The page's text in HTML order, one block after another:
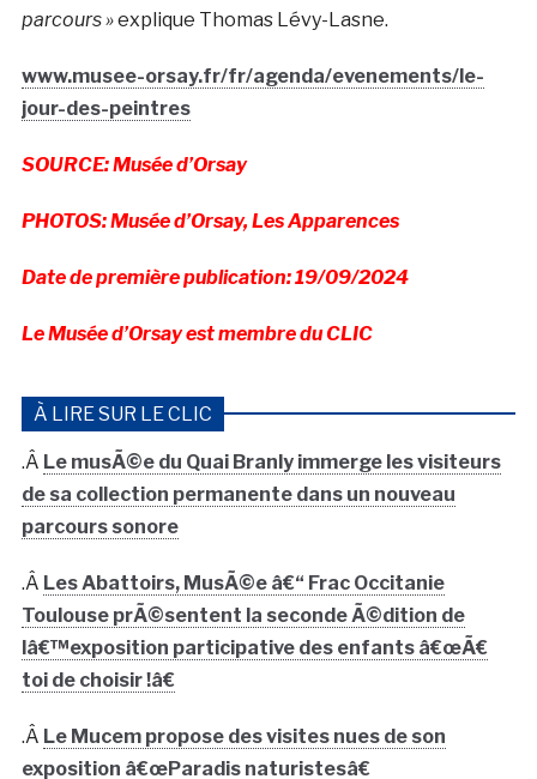
parcours »explique Thomas Lévy-Lasne.
www.musee-orsay.fr/fr/agenda/evenements/le-
jour-des-peintres
SOURCE: Musée d’Orsay
PHOTOS: Musée d’Orsay, Les Apparences
Date de première publication: 19/09/2024
Le Musée d’Orsay est membre du CLIC
À LIRE SUR LE CLIC
.Â Le musÃ©e du Quai Branly immerge les visiteurs
de sa collection permanente dans un nouveau
parcours sonore
.Â Les Abattoirs, MusÃ©e â€“ Frac Occitanie
Toulouse prÃ©sentent la seconde Ã©dition de
lâ€™exposition participative des enfants â€œÃ€
toi de choisir !â€
.Â Le Mucem propose des visites nues de son
exposition â€œParadis naturistesâ€